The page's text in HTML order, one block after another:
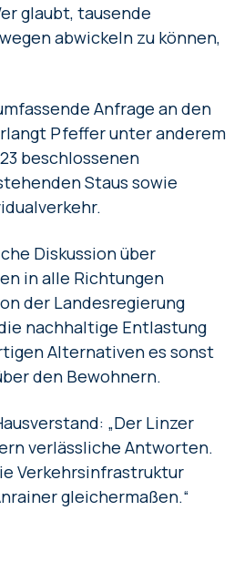
glaubt, tausende
abwickeln zu können,
Anfrage an den
Pfeffer unter anderem
beschlossenen
Staus sowie
Diskussion über
in alle Richtungen
der Landesregierung
nachhaltige Entlastung
Alternativen es sonst
den Bewohnern.
„Der Linzer
verlässliche Antworten.
Verkehrsinfrastruktur
gleichermaßen.“